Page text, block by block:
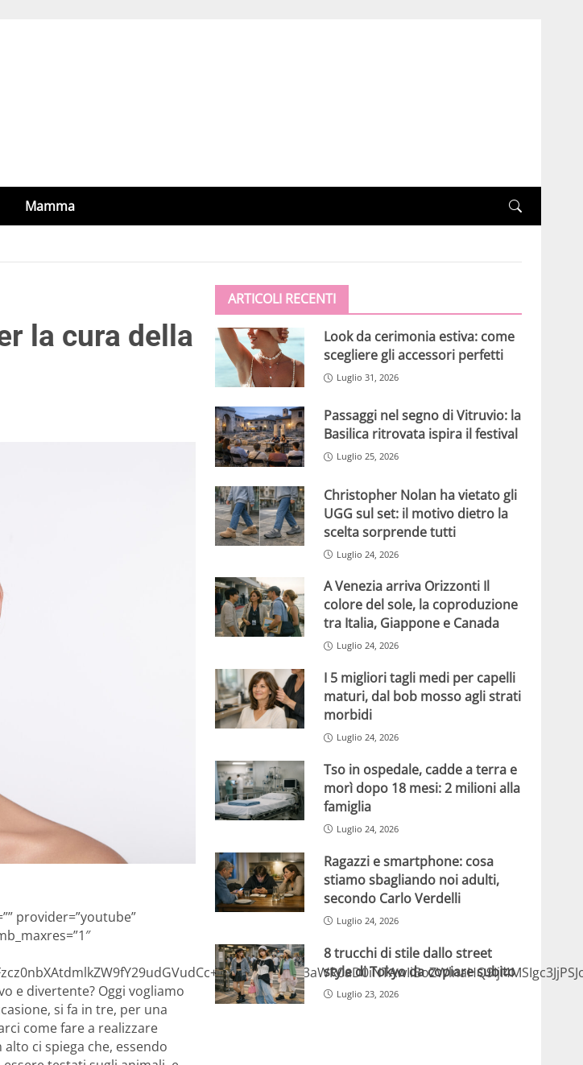
Mamma
la cura della
provider=”youtube”
e divertente? Oggi vogliamo
si fa in tre, per una
come fare a realizzare
ci spiega che, essendo
ARTICOLI RECENTI
Look da cerimonia estiva: come
scegliere gli accessori perfetti
Luglio 31, 2026
Passaggi nel segno di Vitruvio: la
Basilica ritrovata ispira il festival
Luglio 25, 2026
Christopher Nolan ha vietato gli
UGG sul set: il motivo dietro la
scelta sorprende tutti
Luglio 24, 2026
A Venezia arriva Orizzonti Il
colore del sole, la coproduzione
tra Italia, Giappone e Canada
Luglio 24, 2026
I 5 migliori tagli medi per capelli
maturi, dal bob mosso agli strati
morbidi
Luglio 24, 2026
Tso in ospedale, cadde a terra e
morì dopo 18 mesi: 2 milioni alla
famiglia
Luglio 24, 2026
Ragazzi e smartphone: cosa
stiamo sbagliando noi adulti,
secondo Carlo Verdelli
Luglio 24, 2026
8 trucchi di stile dallo street
style di Tokyo da copiare subito
Luglio 23, 2026